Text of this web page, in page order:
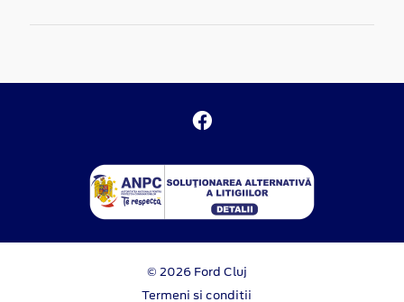
© 2026 Ford Cluj
Termeni si conditii